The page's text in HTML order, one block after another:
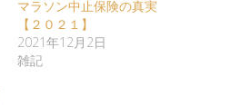
マラソン中止保険の真実
【２０２１】
2021年12月2日
雑記